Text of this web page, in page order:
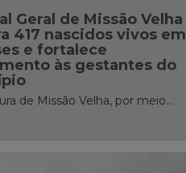
Geral de Missão Velha
417 nascidos vivos em
e fortalece
às gestantes do
de Missão Velha, por meio...